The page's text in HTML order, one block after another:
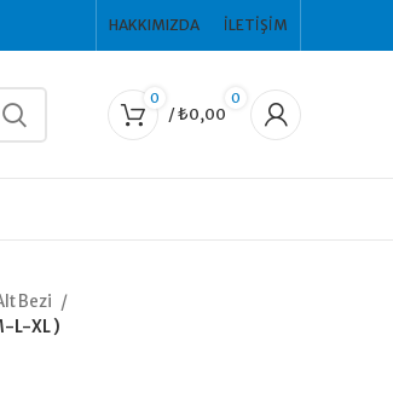
HAKKIMIZDA İLETIŞIM
0 0
/₺0,00
Bezi
L-XL )